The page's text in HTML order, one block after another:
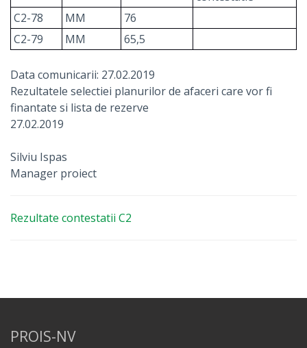
C2-78
MM
76
C2-79
MM 65,5
Data comunicarii: 27.02.2019
Rezultatele selectiei planurilor de afaceri care vor fi
finantate si lista de rezerve
27.02.2019
Silviu Ispas
Manager proiect
Rezultate contestatii C2
PROIS-NV